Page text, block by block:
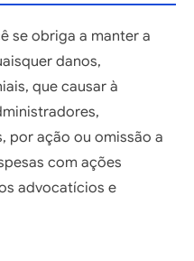
se obriga a manter a
danos,
que causar à
por ação ou omissão a
com ações
advocatícios e